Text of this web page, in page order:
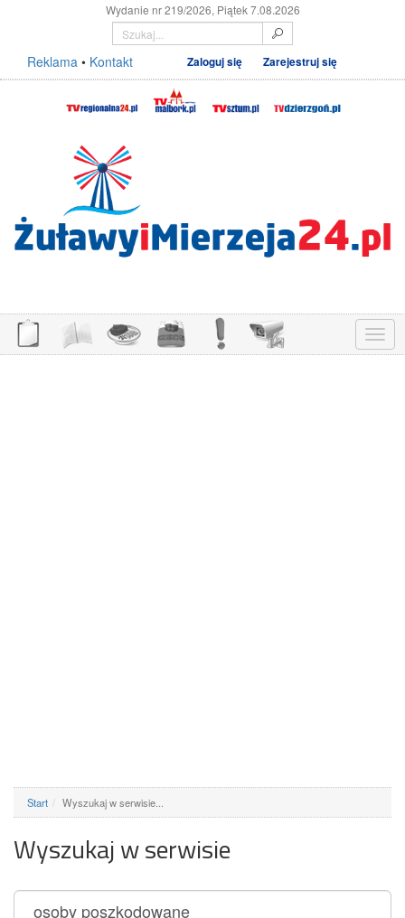
Wydanie nr 219/2026, Piątek 7.08.2026
Reklama • Kontakt Zaloguj się Zarejestruj się
Menu
Start Wyszukaj w serwisie...
Wyszukaj w serwisie